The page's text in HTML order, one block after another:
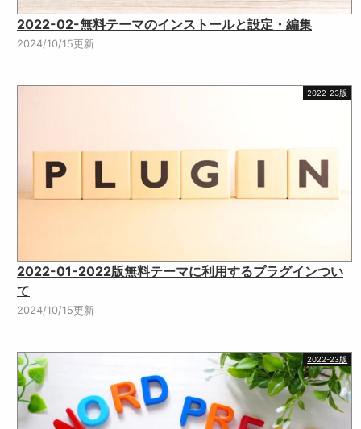
2022-02-無料テーマのインストールと設定・編集
2024/10/15更新
2022-23版
2022-01-2022版無料テーマに利用するプラグインつい
て
2024/10/15更新
2022-23版